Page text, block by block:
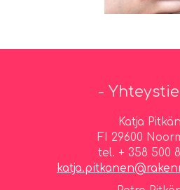
-
Katja
FI 29600
tel. + 358 500